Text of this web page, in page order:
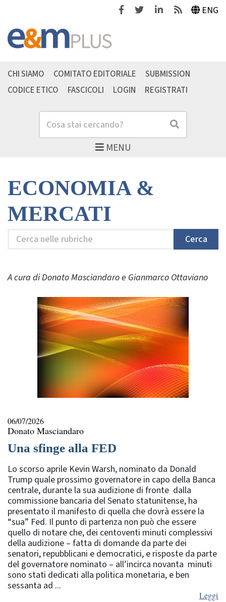
FacebookTwitterLinkedinFeeds ENG
MENU
Cerca Cerca
CHI SIAMO COMITATO EDITORIALE
SUBMISSION
CODICE ETICO
FASCICOLI LOGIN REGISTRATI
ECONOMIA &
MERCATI
Cerca
Cerca
A cura di Donato Masciandaro e Gianmarco Ottaviano
06/07/2026
Donato Masciandaro
Una sfinge alla FED
Lo scorso aprile Kevin Warsh, nominato da Donald
Trump quale prossimo governatore in capo della Banca
centrale, durante la sua audizione di fronte dalla
commissione bancaria del Senato statunitense, ha
presentato il manifesto di quella che dovrà essere la
“sua” Fed. Il punto di partenza non può che essere
quello di notare che, dei centoventi minuti complessivi
della audizione – fatta di domande da parte dei
senatori, repubblicani e democratici, e risposte da parte
del governatore nominato – all’incirca novanta minuti
sono stati dedicati alla politica monetaria, e ben
sessanta ad ...
Leggi